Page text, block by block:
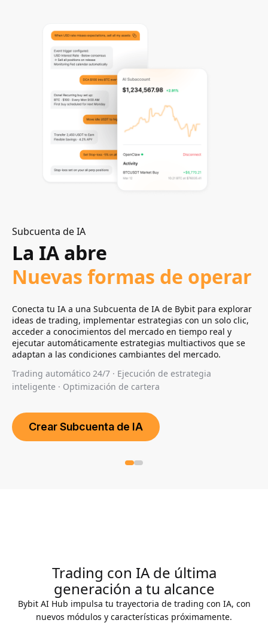
Subcuenta de IA
La IA abre
Nuevas formas de operar
Conecta tu IA a una Subcuenta de IA de Bybit para explorar
ideas de trading, implementar estrategias con un solo clic,
acceder a conocimientos del mercado en tiempo real y
ejecutar automáticamente estrategias multiactivos que se
adaptan a las condiciones cambiantes del mercado.
Trading automático 24/7 · Ejecución de estrategia
inteligente · Optimización de cartera
Crear Subcuenta de IA
Diseñado para
La seguridad de tus
activos
Trading con IA de última
generación a tu alcance
Bybit AI Hub impulsa tu trayectoria de trading con IA, con
nuevos módulos y características próximamente.